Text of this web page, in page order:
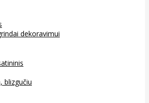
dekoravimui
blizgučiu